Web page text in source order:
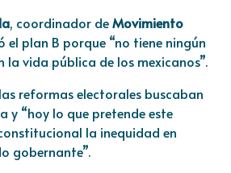
, coordinador deMovimiento
el plan B porque “no tiene ningún
vida pública de los mexicanos”.
reformas electorales buscaban
y “hoy lo que pretende este
la inequidad en
gobernante”.